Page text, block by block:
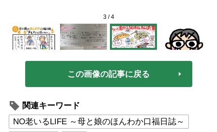
3/4
この画像の記事に戻る
関連キーワード
NO老いるLIFE ～母と娘のほんわか口福日誌～